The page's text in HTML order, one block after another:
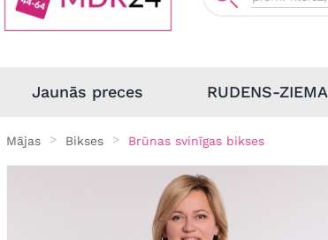
Jaunās preces RUDENS-ZIEMA
Mājas Bikses Brūnas svinīgas bikses